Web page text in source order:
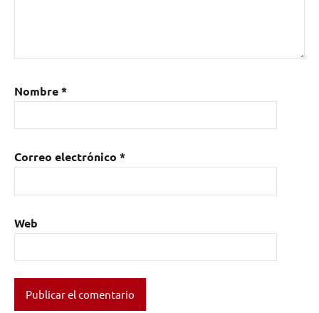
Nombre*
Correo electrónico *
Web